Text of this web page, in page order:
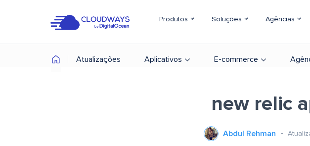
Produtos Soluções Agências
Atualizações Aplicativos E-commerce
new relic
Abdul Rehman